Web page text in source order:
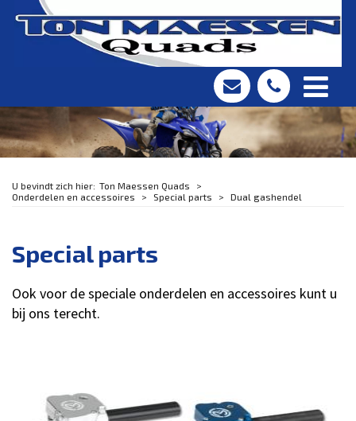
Ton Maessen Quads
Onderdelen en accessoires
Special parts Dual gashendel
Special parts
Ook voor de speciale onderdelen en accessoires kunt u
bij ons terecht.